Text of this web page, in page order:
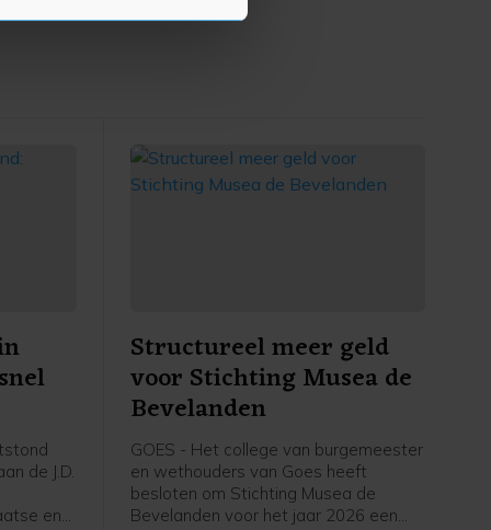
cookiepagina kun je
de J.D.
en
Structureel meer geld
voor Stichting Musea de
Bevelanden
GOES - Het college van burgemeester
en wethouders van Goes heeft
besloten om Stichting Musea de
Bevelanden voor het jaar 2026 een